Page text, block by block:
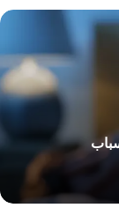
الدورة الشهرية؟ 4 أسباب